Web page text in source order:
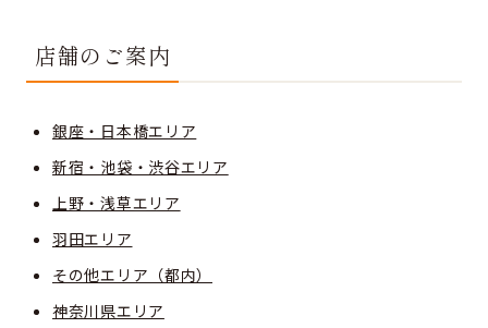
店舗のご案内
銀座・日本橋エリア
新宿・池袋・渋谷エリア
上野・浅草エリア
羽田エリア
その他エリア（都内）
神奈川県エリア